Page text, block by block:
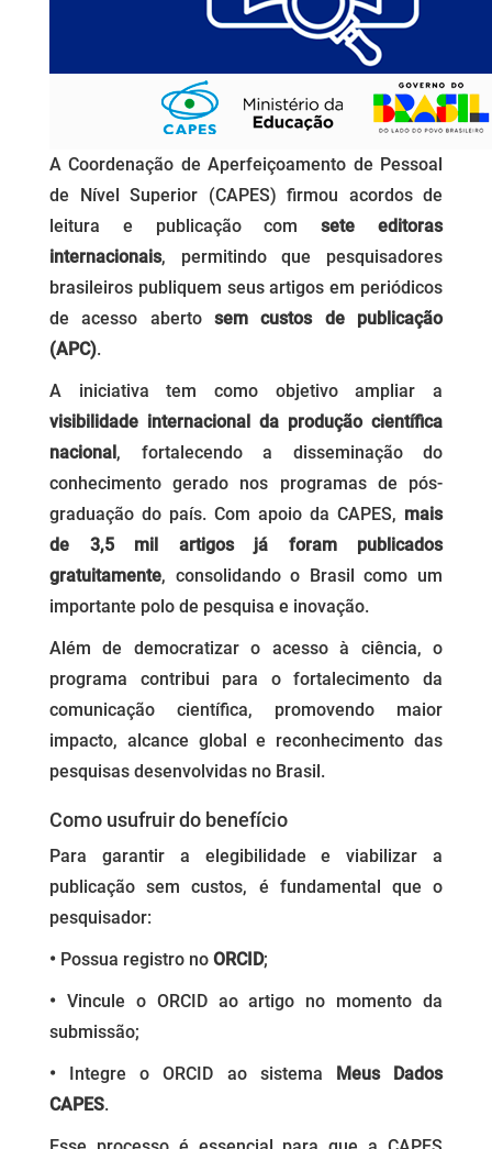
A Coordenação de Aperfeiçoamento de Pessoal
de Nível Superior (CAPES) firmou acordos de
leitura e publicação comsete editoras
internacionais, permitindo que pesquisadores
brasileiros publiquem seus artigos em periódicos
de acesso aberto sem custos de publicação
(APC).
A iniciativa tem como objetivo ampliar a
visibilidade internacional da produção científica
nacional, fortalecendo a disseminação do
conhecimento gerado nos programas de pós-
graduação do país. Com apoio da CAPES, mais
de 3,5 mil artigos já foram publicados
gratuitamente, consolidando o Brasil como um
importante polo de pesquisa e inovação.
Além de democratizar o acesso à ciência, o
programa contribui para o fortalecimento da
comunicação científica, promovendo maior
impacto, alcance global e reconhecimento das
pesquisas desenvolvidas no Brasil.
Como usufruir do benefício
Para garantir a elegibilidade e viabilizar a
publicação sem custos, é fundamental que o
pesquisador:
• Possua registro no ORCID;
• Vincule o ORCID ao artigo no momento da
submissão;
• Integre o ORCID ao sistema Meus Dados
CAPES.